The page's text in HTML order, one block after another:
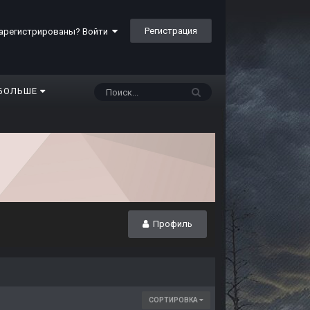
Войти Регистрация
Профиль
СОРТИРОВКА